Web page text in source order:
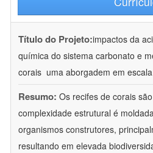
Título do Projeto:impactos da
química do sistema carbonato e
corais  uma aborgadem em
Resumo: Os recifes de corais
complexidade estrutural é
organismos construtores,
resultando em elevada